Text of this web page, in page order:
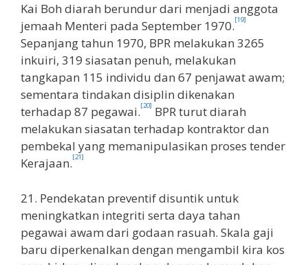
Kai Boh diarah berundur dari menjadi anggota
jemaah Menteri pada September 1970.[19]
Sepanjang tahun 1970, BPR melakukan 3265
inkuiri, 319 siasatan penuh, melakukan
tangkapan 115 individu dan 67 penjawat awam;
sementara tindakan disiplin dikenakan
terhadap 87 pegawai.[20] BPR turut diarah
melakukan siasatan terhadap kontraktor dan
pembekal yang memanipulasikan proses tender
Kerajaan.[21]
21. Pendekatan preventif disuntik untuk
meningkatkan integriti serta daya tahan
pegawai awam dari godaan rasuah. Skala gaji
baru diperkenalkan dengan mengambil kira kos